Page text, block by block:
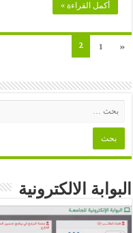
أكمل القراءة »
«
1
2
البوابة الالكترونية